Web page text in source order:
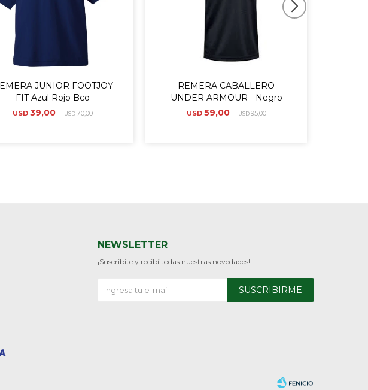
JUNIOR FOOTJOY
FIT Azul Rojo Bco
USD 39,00 USD70,00
REMERA CABALLERO
UNDER ARMOUR - Negro
USD 59,00 USD95,00
NEWSLETTER
¡Suscribite y recibí todas nuestras novedades!
SUSCRIBIRME